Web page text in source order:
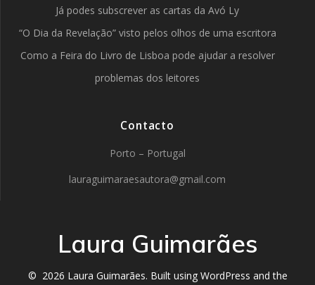
Já podes subscrever as cartas da Avó Ly
“O Dia da Revelação” visto pelos olhos de uma escritora
Como a Feira do Livro de Lisboa pode ajudar a resolver
problemas dos leitores
Contacto
Porto – Portugal
lauraguimaraesautora@gmail.com
Laura Guimarães
© 2026 Laura Guimarães. Built using WordPress and the